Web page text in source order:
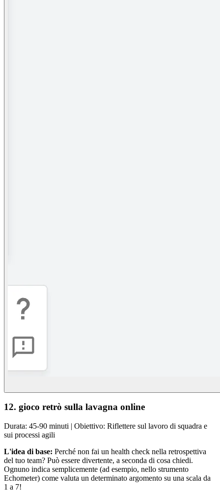
12. gioco retrò sulla lavagna online
Durata: 45-90 minuti | Obiettivo: Riflettere sul lavoro di squadra e
sui processi agili
L'idea di base: Perché non fai un health check nella retrospettiva
del tuo team? Può essere divertente, a seconda di cosa chiedi.
Ognuno indica semplicemente (ad esempio, nello strumento
Echometer) come valuta un determinato argomento su una scala da
1 a 7!